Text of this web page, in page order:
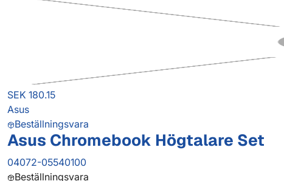
SEK 180.15
Asus
Beställningsvara
Asus Chromebook Högtalare Set
04072-05540100
Beställningsvara